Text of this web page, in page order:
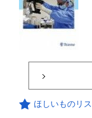
ほしいものリ